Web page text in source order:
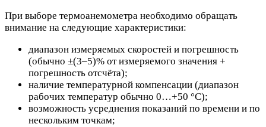
При выборе термоанемометра необходимо обращать
внимание на следующие характеристики:
диапазон измеряемых скоростей и погрешность
(обычно ±(3–5)% от измеряемого значения +
погрешность отсчёта);
наличие температурной компенсации (диапазон
рабочих температур обычно 0…+50 °C);
возможность усреднения показаний по времени и по
нескольким точкам;